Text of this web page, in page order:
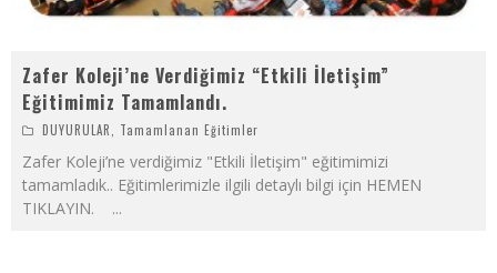
Zafer Koleji’ne Verdiğimiz “Etkili İletişim”
Eğitimimiz Tamamlandı.
DUYURULAR, Tamamlanan Eğitimler
Zafer Koleji’ne verdiğimiz "Etkili İletişim" eğitimimizi
tamamladık.. Eğitimlerimizle ilgili detaylı bilgi için HEMEN
TIKLAYIN. ...